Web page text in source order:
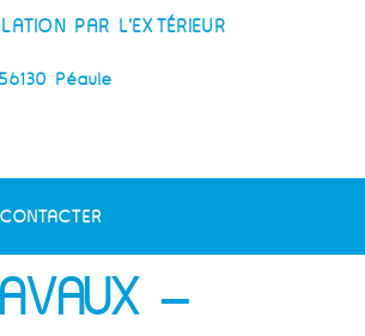
PAR L'EXTÉRIEUR
Péaule
–